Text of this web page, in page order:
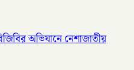
অভিযানে নেশাজাতীয়